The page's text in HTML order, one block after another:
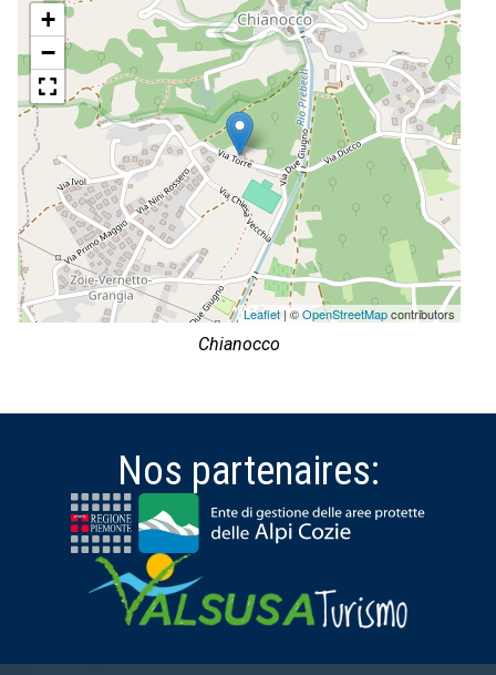
+
−
Leaflet | ©OpenStreetMapcontributors
Chianocco
Nos partenaires: